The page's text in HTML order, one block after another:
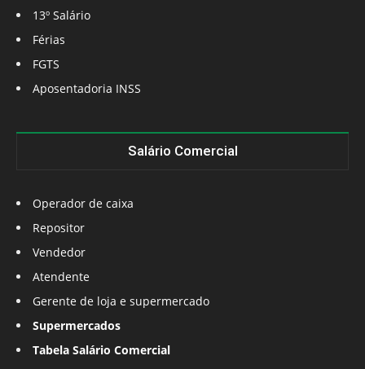
13º Salário
Férias
FGTS
Aposentadoria INSS
Salário Comercial
Operador de caixa
Repositor
Vendedor
Atendente
Gerente de loja e supermercado
Supermercados
Tabela Salário Comercial